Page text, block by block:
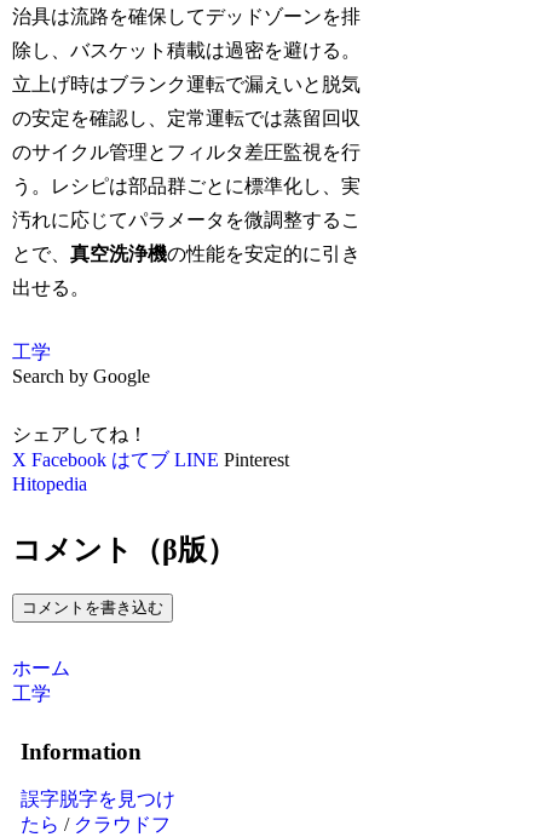
治具は流路を確保してデッドゾーンを排
除し、バスケット積載は過密を避ける。
立上げ時はブランク運転で漏えいと脱気
の安定を確認し、定常運転では蒸留回収
のサイクル管理とフィルタ差圧監視を行
う。レシピは部品群ごとに標準化し、実
汚れに応じてパラメータを微調整するこ
とで、真空洗浄機の性能を安定的に引き
出せる。
工学
Search by Google
シェアしてね！
X Facebook はてブ LINE Pinterest
Hitopedia
コメント（β版）
コメントを書き込む
ホーム
工学
Information
誤字脱字を見つけ
たら / クラウドフ